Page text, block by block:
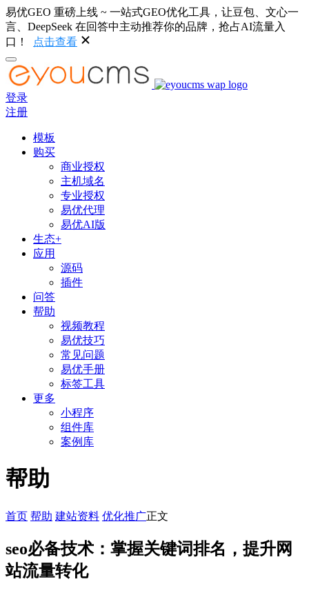
易优GEO 重磅上线 ~ 一站式GEO优化工具，让豆包、文心一
言、DeepSeek 在回答中主动推荐你的品牌，抢占AI流量入
口！
点击查看
登录
注册
模板
购买
商业授权
主机域名
专业授权
易优代理
易优AI版
生态+
应用
源码
插件
问答
帮助
视频教程
易优技巧
常见问题
易优手册
标签工具
更多
小程序
组件库
案例库
帮助
首页 帮助 建站资料 优化推广正文
seo必备技术：掌握关键词排名，提升网
站流量转化